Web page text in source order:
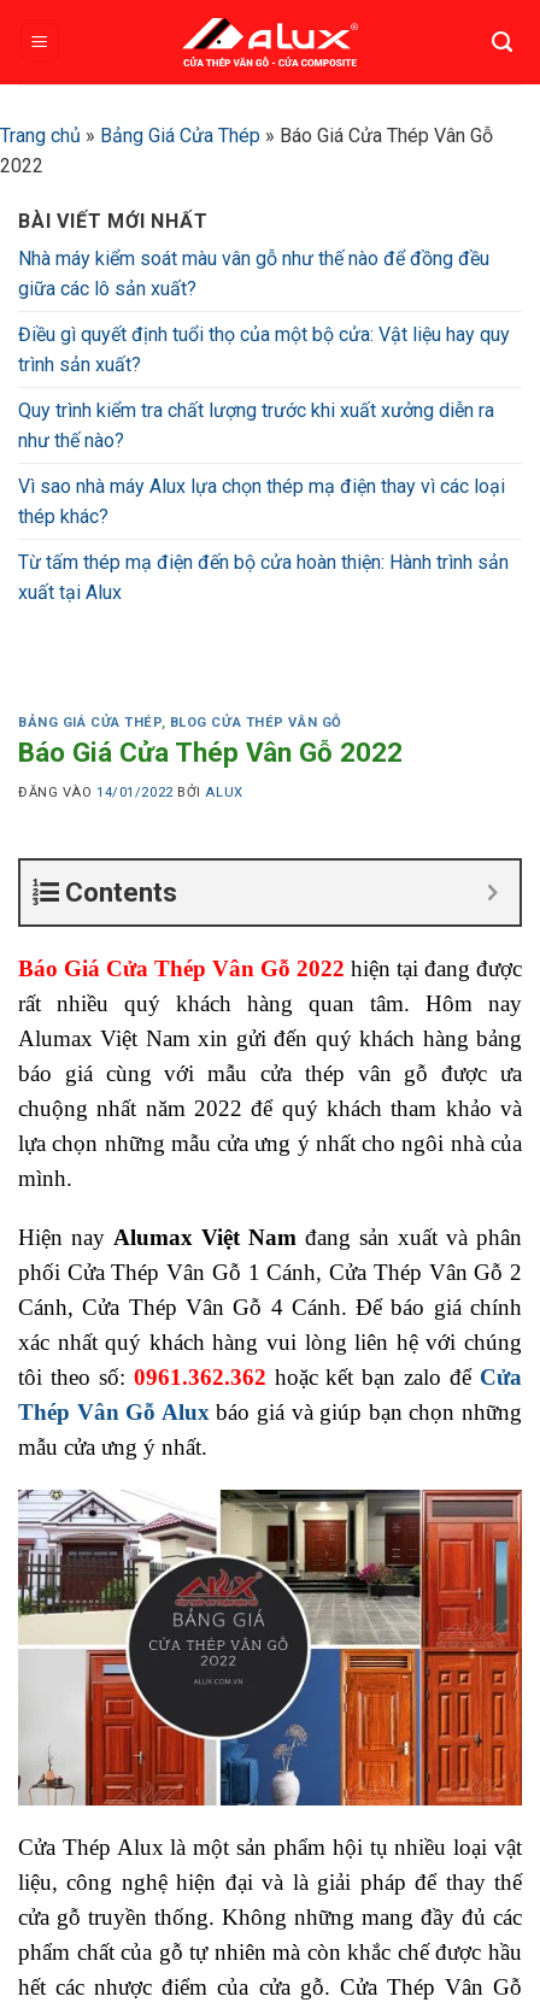
Trang chủ » Bảng Giá Cửa Thép » Báo Giá Cửa Thép Vân Gỗ
2022
BÀI VIẾT MỚI NHẤT
Nhà máy kiểm soát màu vân gỗ như thế nào để đồng đều
giữa các lô sản xuất?
Điều gì quyết định tuổi thọ của một bộ cửa: Vật liệu hay quy
trình sản xuất?
Quy trình kiểm tra chất lượng trước khi xuất xưởng diễn ra
như thế nào?
Vì sao nhà máy Alux lựa chọn thép mạ điện thay vì các loại
thép khác?
Từ tấm thép mạ điện đến bộ cửa hoàn thiện: Hành trình sản
xuất tại Alux
BẢNG GIÁ CỬA THÉP, BLOG CỬA THÉP VÂN GỖ
Báo Giá Cửa Thép Vân Gỗ 2022
ĐĂNG VÀO14/01/2022 BỞI ALUX
Contents
Báo Giá Cửa Thép Vân Gỗ 2022 hiện tại đang được
rất nhiều quý khách hàng quan tâm. Hôm nay
Alumax Việt Nam xin gửi đến quý khách hàng bảng
báo giá cùng với mẫu cửa thép vân gỗ được ưa
chuộng nhất năm 2022 để quý khách tham khảo và
lựa chọn những mẫu cửa ưng ý nhất cho ngôi nhà của
mình.
Hiện nay Alumax Việt Nam đang sản xuất và phân
phối Cửa Thép Vân Gỗ 1 Cánh, Cửa Thép Vân Gỗ 2
Cánh, Cửa Thép Vân Gỗ 4 Cánh. Để báo giá chính
xác nhất quý khách hàng vui lòng liên hệ với chúng
tôi theo số: 0961.362.362 hoặc kết bạn zalo để Cửa
Thép Vân Gỗ Aluxbáo giá và giúp bạn chọn những
mẫu cửa ưng ý nhất.
Cửa Thép Alux là một sản phẩm hội tụ nhiều loại vật
liệu, công nghệ hiện đại và là giải pháp để thay thế
cửa gỗ truyền thống. Không những mang đầy đủ các
phẩm chất của gỗ tự nhiên mà còn khắc chế được hầu
hết các nhược điểm của cửa gỗ. Cửa Thép Vân Gỗ